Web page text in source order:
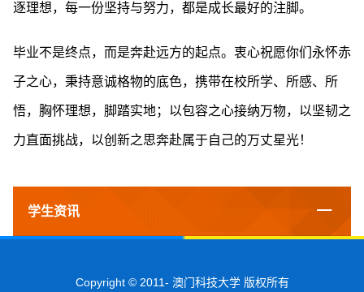
逐理想，每一份坚持与努力，都是成长最好的注脚。
毕业不是终点，而是奔赴远方的起点。衷心祝愿你们永怀赤
子之心，秉持意诚格物的底色，携带在校所学、所感、所
悟，胸怀理想，脚踏实地；以包容之心接纳万物，以坚韧之
力直面挑战，以创新之思奔赴属于自己的万丈星光！
学生资讯
Copyright © 2011- 澳门科技大学 版权所有